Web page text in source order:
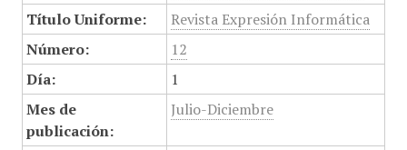
Título Uniforme:
Revista Expresión Informática
Número:
12
Día:
1
Mes de
publicación:
Julio-Diciembre